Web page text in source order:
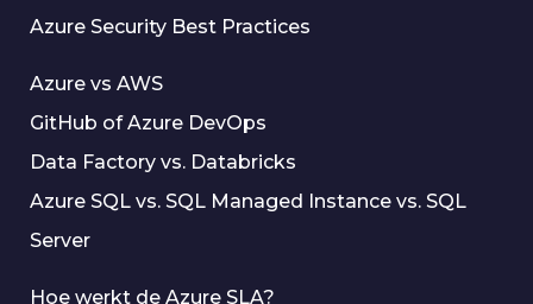
Azure Security Best Practices
Azure vs AWS
GitHub of Azure DevOps
Data Factory vs. Databricks
Azure SQL vs. SQL Managed Instance vs. SQL
Server
Hoe werkt de Azure SLA?